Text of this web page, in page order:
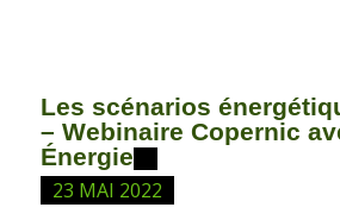
Les scénarios
– Webinaire Copernic
Énergie
23 MAI 2022